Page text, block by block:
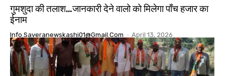
गुमशुदा की तलाश…जानकारी देने वालो को मिलेगा पाँच हजार का
ईनाम
Info.saveranewskashi01@gmail.com - April 13, 2026